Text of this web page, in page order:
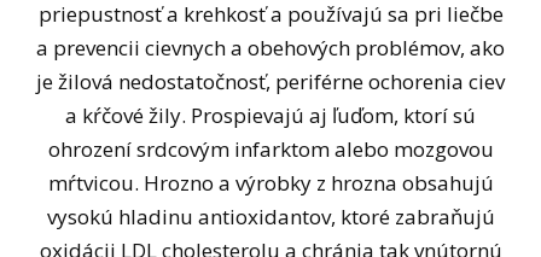
priepustnosť a krehkosť a používajú sa pri liečbe
a prevencii cievnych a obehových problémov, ako
je žilová nedostatočnosť, periférne ochorenia ciev
a kŕčové žily. Prospievajú aj ľuďom, ktorí sú
ohrození srdcovým infarktom alebo mozgovou
mŕtvicou. Hrozno a výrobky z hrozna obsahujú
vysokú hladinu antioxidantov, ktoré zabraňujú
oxidácii LDL cholesterolu a chránia tak vnútornú